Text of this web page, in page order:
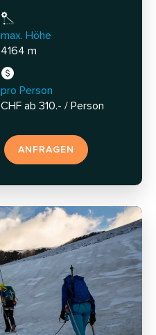
max. Höhe
4164 m
pro Person
CHF ab 310.- / Person
ANFRAGEN